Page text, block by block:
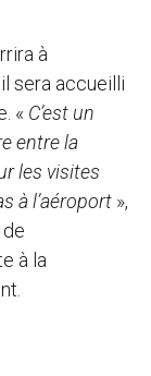
à
sera accueilli
« C’est un
entre la
les visites
à l’aéroport »,
à la